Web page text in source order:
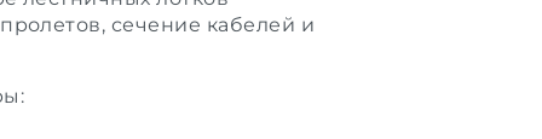
сечение кабелей и